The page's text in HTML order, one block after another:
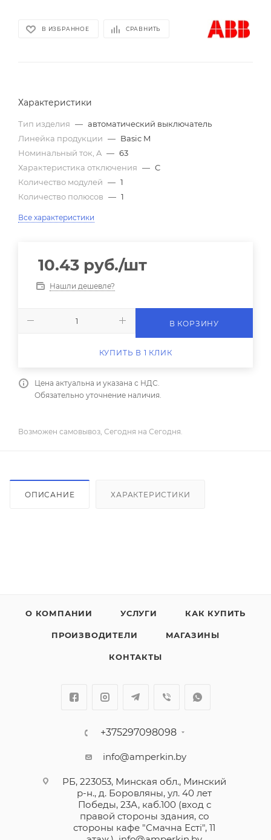
В ИЗБРАННОЕ СРАВНИТЬ
Характеристики
Тип изделия — автоматический выключатель
Линейка продукции — Basic M
Номинальный ток, A — 63
Характеристика отключения — C
Количество модулей — 1
Количество полюсов — 1
Все характеристики
10.43 руб./шт
Нашли дешевле?
В КОРЗИНУ
КУПИТЬ В 1 КЛИК
Цена актуальна и указана с НДС.
Обязательно уточнение наличия.
Возможен самовывоз, Сегодня на Сегодня.
ОПИСАНИЕ ХАРАКТЕРИСТИКИ
О КОМПАНИИ УСЛУГИ КАК КУПИТЬ
ПРОИЗВОДИТЕЛИ МАГАЗИНЫ
КОНТАКТЫ
+375297098098
info@amperkin.by
РБ, 223053, Минская обл., Минский
р-н., д. Боровляны, ул. 40 лет
Победы, 23А, каб.100 (вход с
правой стороны здания, со
стороны кафе "Смачна Естi", 11